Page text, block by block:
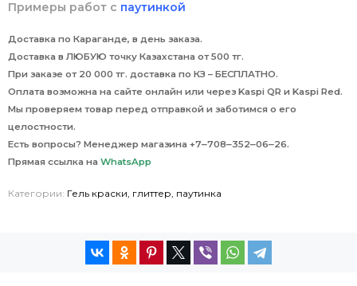
Примеры работ с паутинкой
Доставка по Караганде, в день заказа.
Доставка в ЛЮБУЮ точку Казахстана от 500 тг.
При заказе от 20 000 тг. доставка по КЗ – БЕСПЛАТНО.
Оплата возможна на сайте онлайн или через Kaspi QR и Kaspi Red.
Мы проверяем товар перед отправкой и заботимся о его
целостности.
Есть вопросы? Менеджер магазина +7‒708‒352‒06‒26.
Прямая ссылка на WhatsApp
Категории: Гель краски, глиттер, паутинка